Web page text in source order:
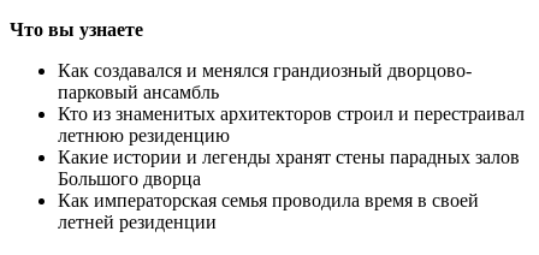
Что вы узнаете
Как создавался и менялся грандиозный дворцово-
парковый ансамбль
Кто из знаменитых архитекторов строил и перестраивал
летнюю резиденцию
Какие истории и легенды хранят стены парадных залов
Большого дворца
Как императорская семья проводила время в своей
летней резиденции